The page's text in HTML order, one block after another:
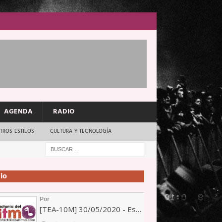
AGENDA RADIO
ESTILOS CULTURA Y TECNOLOGÍA